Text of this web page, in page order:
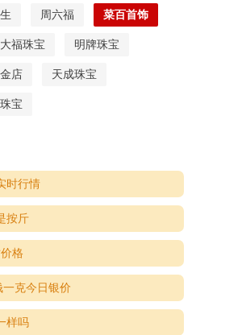
周六福 菜百首饰
福珠宝 明牌珠宝
店 天成珠宝
宝
时行情
按斤
格
克今日银价
样吗